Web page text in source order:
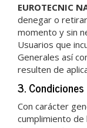
EUROTECNIC
denegar o
momento y sin
Usuarios que
Generales así
resulten de
3.
Con carácter
cumplimiento